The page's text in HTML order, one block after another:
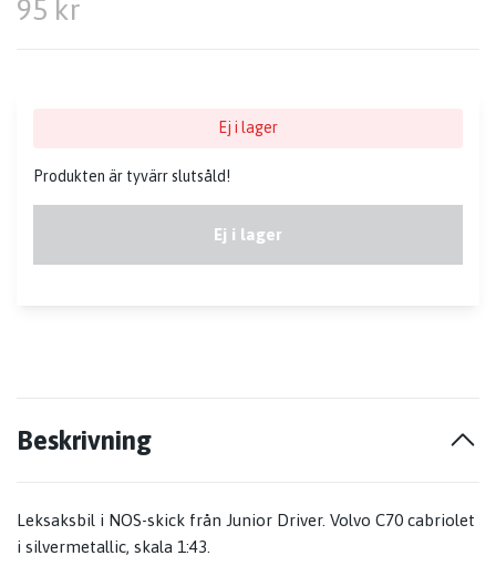
95 kr
Ej i lager
Produkten är tyvärr slutsåld!
Ej i lager
Beskrivning
Leksaksbil i NOS-skick från Junior Driver. Volvo C70 cabriolet
i silvermetallic, skala 1:43.